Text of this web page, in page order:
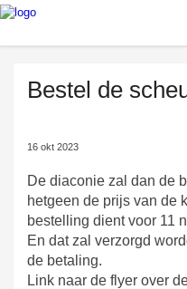
Bestel de
16 okt 2023
De diaconie zal dan de
hetgeen de prijs van de
bestelling dient voor 11
En dat zal verzorgd
de betaling.
Link naar de flyer over